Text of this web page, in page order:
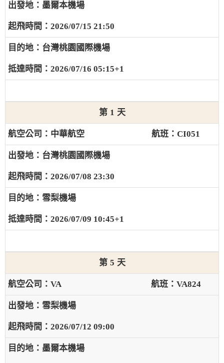
墨爾本機場
2026/07/15 21:50
台灣桃園國際機場
2026/07/16 05:15+1
1
中華航空 CI051
台灣桃園國際機場
2026/07/08 23:30
雪梨機場
2026/07/09 10:45+1
5
VA VA824
雪梨機場
2026/07/12 09:00
墨爾本機場